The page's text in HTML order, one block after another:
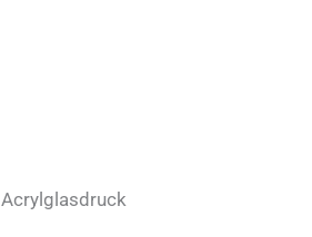
Acrylglasdruck